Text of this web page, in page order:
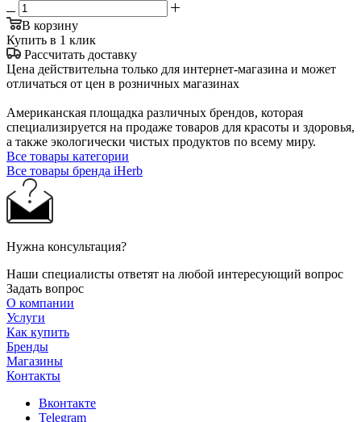
В корзину
Купить в 1 клик
Рассчитать доставку
Цена действительна только для интернет-магазина и может
отличаться от цен в розничных магазинах
Американская площадка различных брендов, которая
специализируется на продаже товаров для красоты и здоровья,
а также экологически чистых продуктов по всему миру.
Все товары категории
Все товары бренда iHerb
Нужна консультация?
Наши специалисты ответят на любой интересующий вопрос
Задать вопрос
О компании
Услуги
Как купить
Бренды
Магазины
Контакты
Вконтакте
Telegram